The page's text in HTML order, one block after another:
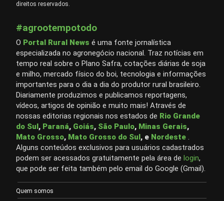
direitos reservados.
#agrootempotodo
O Portal Rural News é uma fonte jornalística
especializada no agronegócio nacional. Traz notícias em
tempo real sobre o Plano Safra, cotações diárias de soja
e milho, mercado físico do boi, tecnologia e informações
importantes para o dia a dia do produtor rural brasileiro.
Diariamente produzimos e publicamos reportagens,
vídeos, artigos de opinião e muito mais! Através de
nossas editorias regionais nos estados de Rio Grande
do Sul, Paraná, Goiás, São Paulo, Minas Gerais,
Mato Grosso, Mato Grosso do Sul, e Nordeste .
Alguns conteúdos exclusivos para usuários cadastrados
podem ser acessados gratuitamente pela área de login,
que pode ser feita também pelo email do Google (Gmail).
Quem somos